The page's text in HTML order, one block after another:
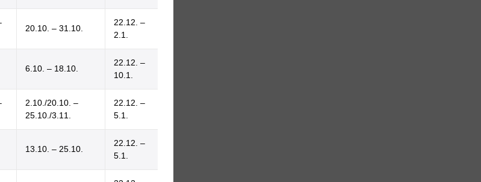
20.10. – 31.10.
22.12. –
2.1.
6.10. – 18.10.
22.12. –
10.1.
2.10./20.10. –
25.10./3.11.
22.12. –
5.1.
13.10. – 25.10.
22.12. –
5.1.